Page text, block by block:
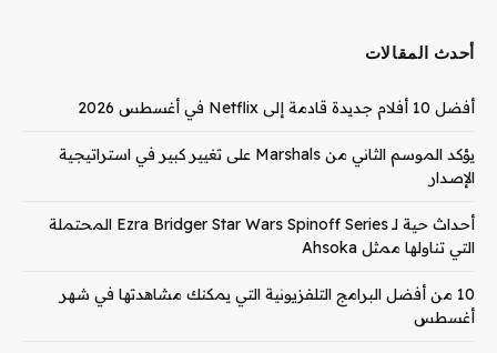
أحدث المقالات
أفضل 10 أفلام جديدة قادمة إلى Netflix في أغسطس 2026
يؤكد الموسم الثاني من Marshals على تغيير كبير في استراتيجية
الإصدار
أحداث حية لـ Ezra Bridger Star Wars Spinoff Series المحتملة
التي تناولها ممثل Ahsoka
10 من أفضل البرامج التلفزيونية التي يمكنك مشاهدتها في شهر
أغسطس